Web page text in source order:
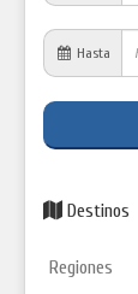
Hasta
Destinos